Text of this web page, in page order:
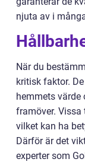
njuta av i
När du
kritisk faktor.
hemmets värde
framöver. Vissa
vilket kan ha
Därför är det
experter som